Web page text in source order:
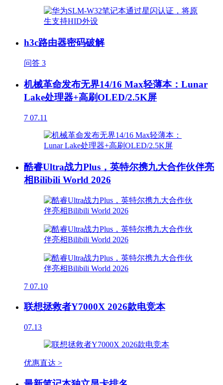
h3c路由器密码破解
问答 3
机械革命发布无界14/16 Max轻薄本：Lunar
Lake处理器+高刷OLED/2.5K屏
7 07.11
酷睿Ultra战力Plus，英特尔携九大合作伙伴亮
相Bilibili World 2026
7 07.10
联想拯救者Y7000X 2026款电竞本
07.13
优惠直达 >